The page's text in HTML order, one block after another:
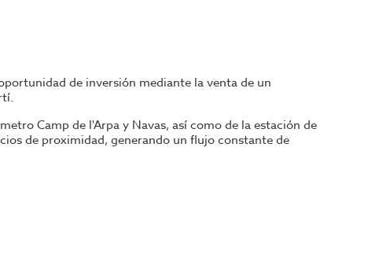
de inversión mediante la venta de un
Camp de l'Arpa y Navas, así como de la estación de
de proximidad, generando un flujo constante de
esta adquisición en una atractiva inversión
destaca la presencia de horno de pizza de
fuegos, horno profesional, hervidora de seis